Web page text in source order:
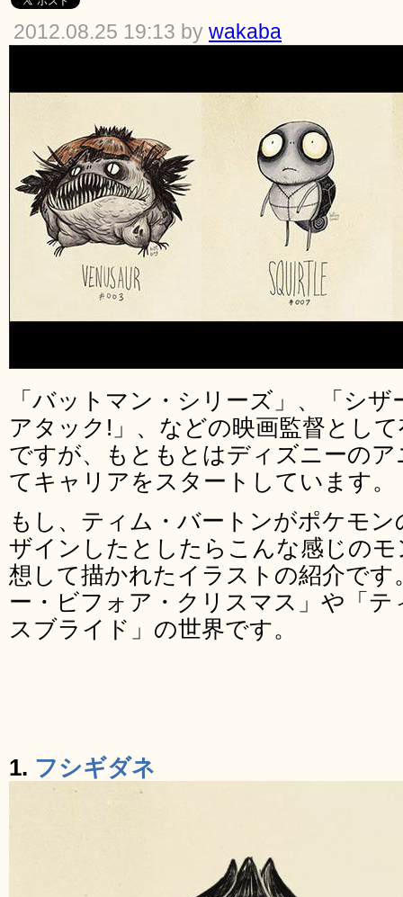
2012.08.25 19:13 by wakaba
「バットマン・シリーズ」、「シ
アタック!」、などの映画監督とし
ですが、もともとはディズニーの
てキャリアをスタートしています。
もし、ティム・バートンがポケモ
ザインしたとしたらこんな感じの
想して描かれたイラストの紹介で
ー・ビフォア・クリスマス」や「
スブライド」の世界です。
1. フシギダネ